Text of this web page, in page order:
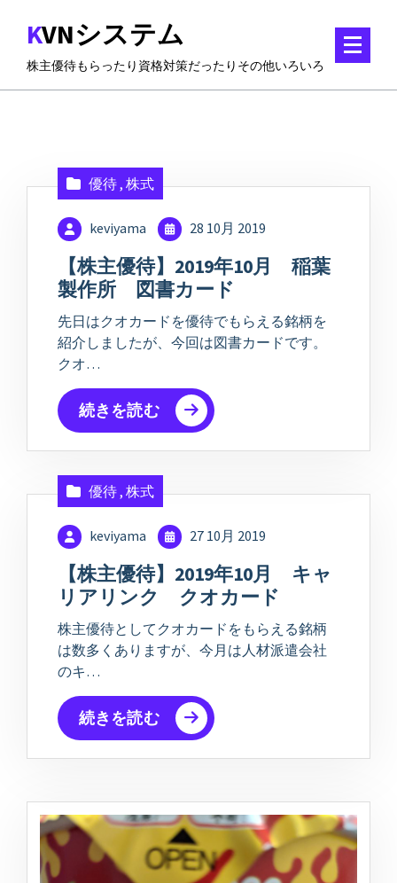
ツ
KVNシステム
株主優待もらったり資格対策だったりその他いろいろ
優待, 株式
keviyama 28 10月 2019
【株主優待】2019年10月 稲葉
製作所 図書カード
先日はクオカードを優待でもらえる銘柄を
紹介しましたが、今回は図書カードです。
クオ…
続きを読む
優待, 株式
keviyama 27 10月 2019
【株主優待】2019年10月 キャ
リアリンク クオカード
株主優待としてクオカードをもらえる銘柄
は数多くありますが、今月は人材派遣会社
のキ…
続きを読む